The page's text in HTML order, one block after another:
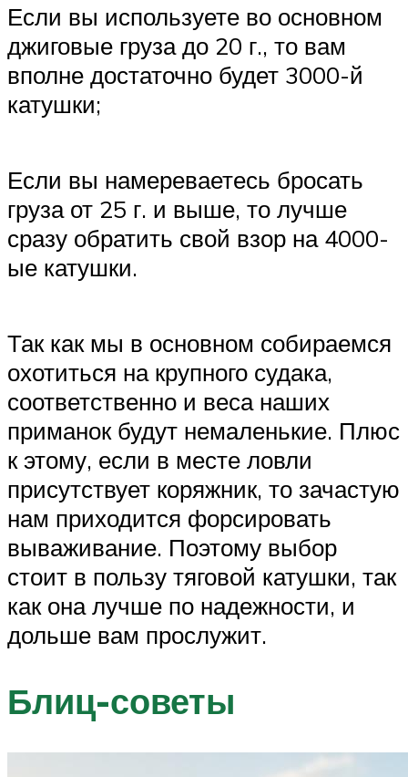
Если вы используете во основном
джиговые груза до 20 г., то вам
вполне достаточно будет 3000-й
катушки;
Если вы намереваетесь бросать
груза от 25 г. и выше, то лучше
сразу обратить свой взор на 4000-
ые катушки.
Так как мы в основном собираемся
охотиться на крупного судака,
соответственно и веса наших
приманок будут немаленькие. Плюс
к этому, если в месте ловли
присутствует коряжник, то зачастую
нам приходится форсировать
вываживание. Поэтому выбор
стоит в пользу тяговой катушки, так
как она лучше по надежности, и
дольше вам прослужит.
Блиц-советы